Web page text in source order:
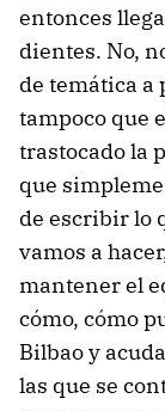
entonces
dientes. No,
de temática
tampoco que
trastocado la
que
de escribir lo
vamos a
mantener el
cómo, cómo
Bilbao y
las que se